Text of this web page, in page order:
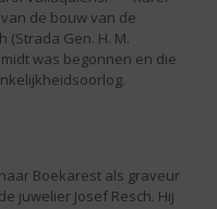
de bouw van de
(Strada Gen. H. M.
was begonnen en die
Boekarest als graveur
juwelier Josef Resch. Hij